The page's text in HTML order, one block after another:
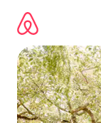
directement
contenu